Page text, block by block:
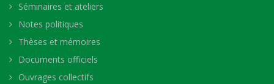
Séminaires et ateliers
Notes politiques
Thèses et mémoires
Documents officiels
Ouvrages collectifs